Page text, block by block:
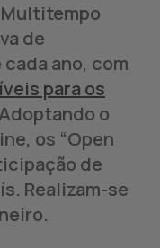
de
ano, com
para os
o
os “Open
de
Realizam-se